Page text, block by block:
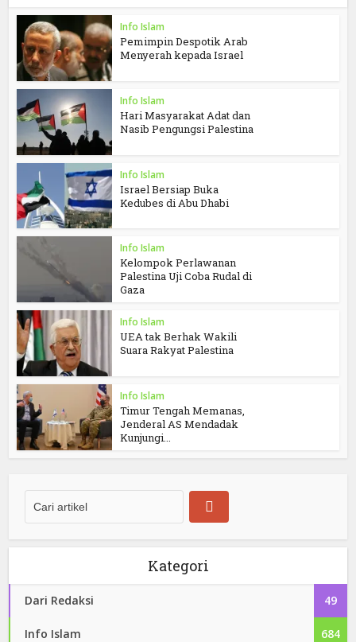
Info Islam
Pemimpin Despotik Arab
Menyerah kepada Israel
Info Islam
Hari Masyarakat Adat dan
Nasib Pengungsi Palestina
Info Islam
Israel Bersiap Buka
Kedubes di Abu Dhabi
Info Islam
Kelompok Perlawanan
Palestina Uji Coba Rudal di
Gaza
Info Islam
UEA tak Berhak Wakili
Suara Rakyat Palestina
Info Islam
Timur Tengah Memanas,
Jenderal AS Mendadak
Kunjungi...
Kategori
Dari Redaksi 49
Info Islam 684